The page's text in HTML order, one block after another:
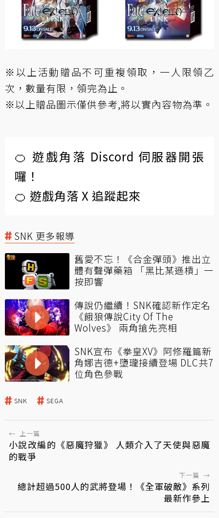
※以上活動贈品不可重複領取，一人限領乙
次，數量有限，領完為止。
※以上贈品圖示僅供參考,將以實內容物為準。
🍊 遊戲角落 Discord 伺服器開張
囉！
🍊 遊戲角落 X 追蹤起來
SNK 更多報導
舊愛不忘！《合金彈頭》推出立
體有聲彈藥箱 「黑比某遜槓」一
按即響
傳說仍繼續！SNK確認新作定名
《餓狼傳說City Of The
Wolves》 兩角搶先亮相
SNK宣布《拳皇XV》阿修羅篇新
角娜吉德+墮瓏接續登場 DLC共7
位角色參戰
SNK SEGA
← 上一篇
小說改編的《惡魔狩獵》 人類介入了天使與惡魔
的戰爭
下一篇 →
總計超過500人的武將登場！《全軍破敵》系列
最新作參上